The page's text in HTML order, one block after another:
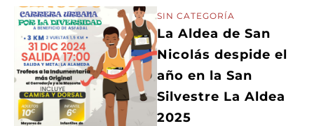
SIN CATEGORÍA
La Aldea de San
Nicolás despide el
año en la San
Silvestre La Aldea
2025